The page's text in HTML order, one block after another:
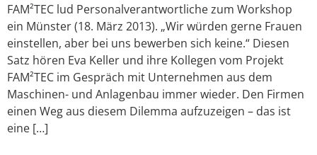
FAM²TEC lud Personalverantwortliche zum Workshop
ein Münster (18. März 2013). „Wir würden gerne Frauen
einstellen, aber bei uns bewerben sich keine.“ Diesen
Satz hören Eva Keller und ihre Kollegen vom Projekt
FAM²TEC im Gespräch mit Unternehmen aus dem
Maschinen- und Anlagenbau immer wieder. Den Firmen
einen Weg aus diesem Dilemma aufzuzeigen – das ist
eine […]